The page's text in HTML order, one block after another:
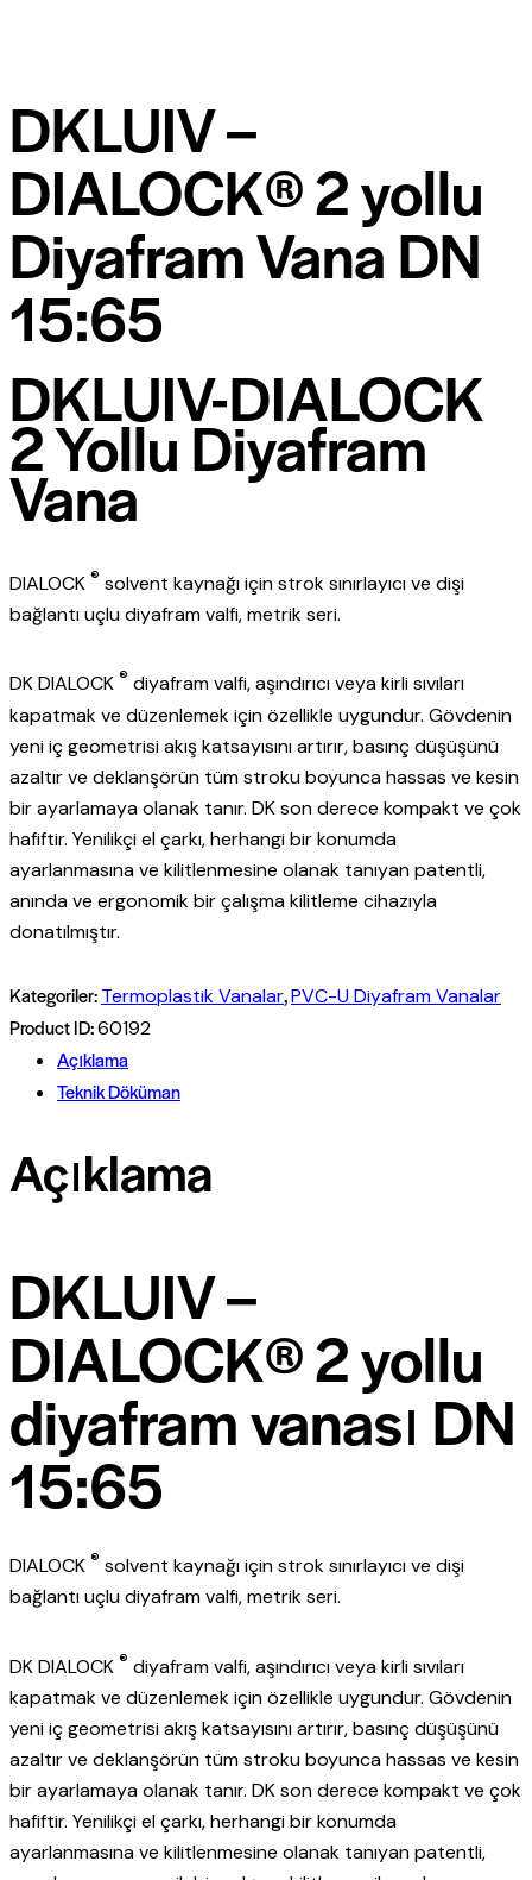
DKLUIV –
DIALOCK® 2 yollu
Diyafram Vana DN
15:65
DKLUIV-DIALOCK
2 Yollu Diyafram
Vana
DIALOCK ® solvent kaynağı için strok sınırlayıcı ve dişi
bağlantı uçlu diyafram valfi, metrik seri.
DK DIALOCK ® diyafram valfi, aşındırıcı veya kirli sıvıları
kapatmak ve düzenlemek için özellikle uygundur. Gövdenin
yeni iç geometrisi akış katsayısını artırır, basınç düşüşünü
azaltır ve deklanşörün tüm stroku boyunca hassas ve kesin
bir ayarlamaya olanak tanır. DK son derece kompakt ve çok
hafiftir. Yenilikçi el çarkı, herhangi bir konumda
ayarlanmasına ve kilitlenmesine olanak tanıyan patentli,
anında ve ergonomik bir çalışma kilitleme cihazıyla
donatılmıştır.
Kategoriler:Termoplastik Vanalar,PVC-U Diyafram Vanalar
Product ID:60192
Açıklama
Teknik Döküman
Açıklama
DKLUIV –
DIALOCK® 2 yollu
diyafram vanası DN
15:65
DIALOCK ® solvent kaynağı için strok sınırlayıcı ve dişi
bağlantı uçlu diyafram valfi, metrik seri.
DK DIALOCK ® diyafram valfi, aşındırıcı veya kirli sıvıları
kapatmak ve düzenlemek için özellikle uygundur. Gövdenin
yeni iç geometrisi akış katsayısını artırır, basınç düşüşünü
azaltır ve deklanşörün tüm stroku boyunca hassas ve kesin
bir ayarlamaya olanak tanır. DK son derece kompakt ve çok
hafiftir. Yenilikçi el çarkı, herhangi bir konumda
ayarlanmasına ve kilitlenmesine olanak tanıyan patentli,